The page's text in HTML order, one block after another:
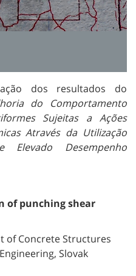
dos resultados do
do Comportamento
Sujeitas a Ações
Através da Utilização
Desempenho
of punching shear
of Concrete Structures
Slovak